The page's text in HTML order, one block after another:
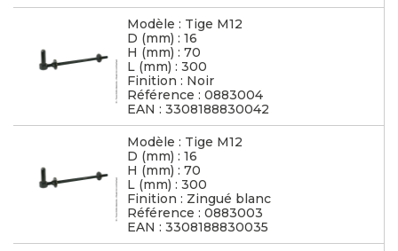
Modèle : Tige M12
D (mm) : 16
H (mm) : 70
L (mm) : 300
Finition : Noir
Référence : 0883004
EAN : 3308188830042
Modèle : Tige M12
D (mm) : 16
H (mm) : 70
L (mm) : 300
Finition : Zingué blanc
Référence : 0883003
EAN : 3308188830035